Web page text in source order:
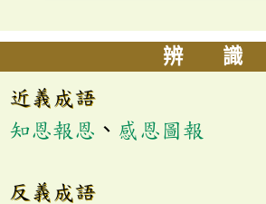
辨 識
近義成語
知恩報恩 、 感恩圖報
反義成語